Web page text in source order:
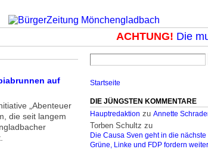
ACHTUNG!Die
auf
„Abenteuer
die seit langem
Startseite
DIE JÜNGSTEN KOMMENTARE
Hauptredaktion zu Annette
Torben Schultz zu
Die Causa Sven geht in die nächste
Grüne, Linke und FDP fordern